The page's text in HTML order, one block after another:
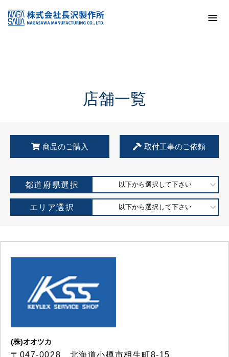
KSS加盟店・取扱店情報
店舗一覧
店舗一覧
商品のご購入 取付工事のご依頼
都道府県選択 以下から選択して下さい
エリア選択 以下から選択して下さい
(株)オオツカ
〒047-0028 北海道小樽市相生町8-15